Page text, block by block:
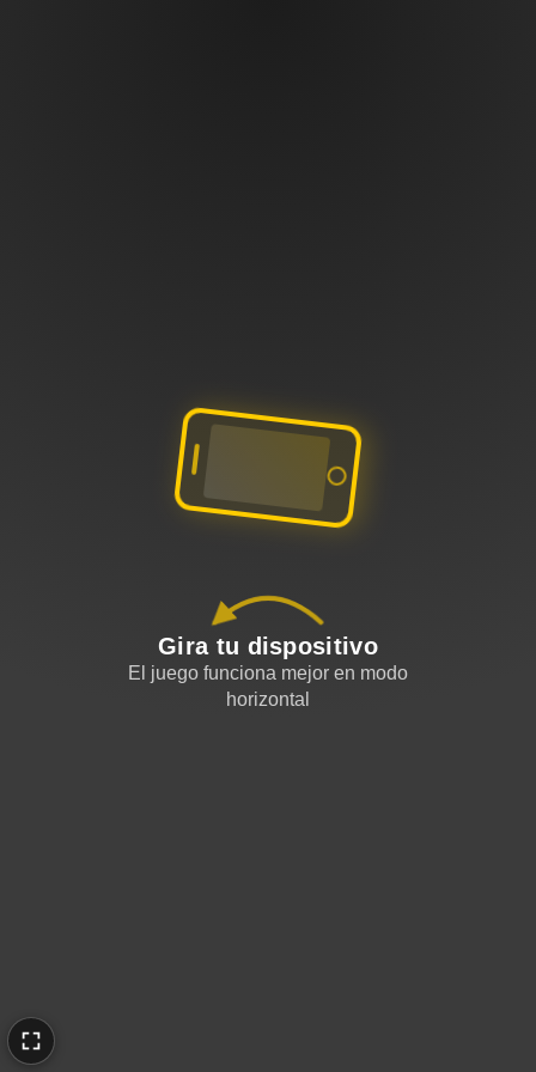
Gira tu dispositivo
El juego funciona mejor en modo
horizontal